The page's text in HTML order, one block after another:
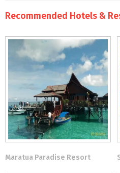
Recommended Hotels &
Maratua Paradise Resort